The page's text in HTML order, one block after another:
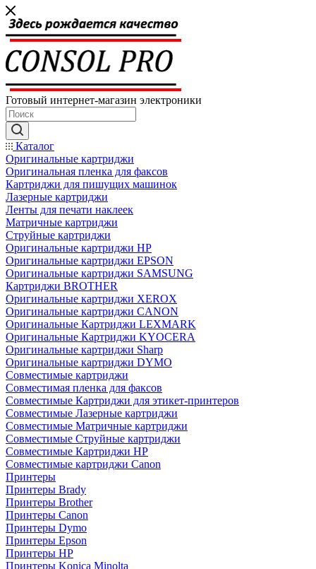
Готовый интернет-магазин электроники
Каталог
Оригинальные картриджи
Оригинальная пленка для факсов
Картриджи для пишущих машинок
Лазерные картриджи
Ленты для печати наклеек
Матричные картриджи
Струйные картриджи
Оригинальные картриджи HP
Оригинальные картриджи EPSON
Оригинальные картриджи SAMSUNG
Картриджи BROTHER
Оригинальные картриджи XEROX
Оригинальные картриджи CANON
Оригинальные Картриджи LEXMARK
Оригинальные Картриджи KYOCERA
Оригинальные картриджи Sharp
Оригинальные картриджи DYMO
Совместимые картриджи
Совместимая пленка для факсов
Совместимые Картриджи для этикет-принтеров
Совместимые Лазерные картриджи
Совместимые Матричные картриджи
Совместимые Струйные картриджи
Совместимые Картриджи HP
Совместимые картриджи Canon
Принтеры
Принтеры Brady
Принтеры Brother
Принтеры Canon
Принтеры Dymo
Принтеры Epson
Принтеры HP
Принтеры Konica Minolta